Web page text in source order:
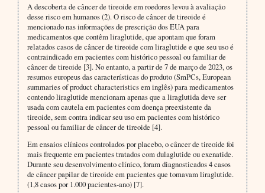
A descoberta de câncer de tireoide em roedores levou à avaliação
desse risco em humanos (2). O risco de câncer de tireoide é
mencionado nas informações de prescrição dos EUA para
medicamentos que contêm liraglutide, que apontam que foram
relatados casos de câncer de tireoide com liraglutide e que seu uso é
contraindicado em pacientes com histórico pessoal ou familiar de
câncer de tireoide [3]. No entanto, a partir de 7 de março de 2023, os
resumos europeus das características do produto (SmPCs, European
summaries of product characteristics em inglês) para medicamentos
contendo liraglutide mencionam apenas que a liraglutida deve ser
usada com cautela em pacientes com doença preexistente da
tireoide, sem contra indicar seu uso em pacientes com histórico
pessoal ou familiar de câncer de tireoide [4].
Em ensaios clínicos controlados por placebo, o câncer de tireoide foi
mais frequente em pacientes tratados com dulaglutide ou exenatide.
Durante seu desenvolvimento clínico, foram diagnosticados 4 casos
de câncer papilar de tireoide em pacientes que tomavam liraglutide.
(1,8 casos por 1.000 pacientes-ano) [7].